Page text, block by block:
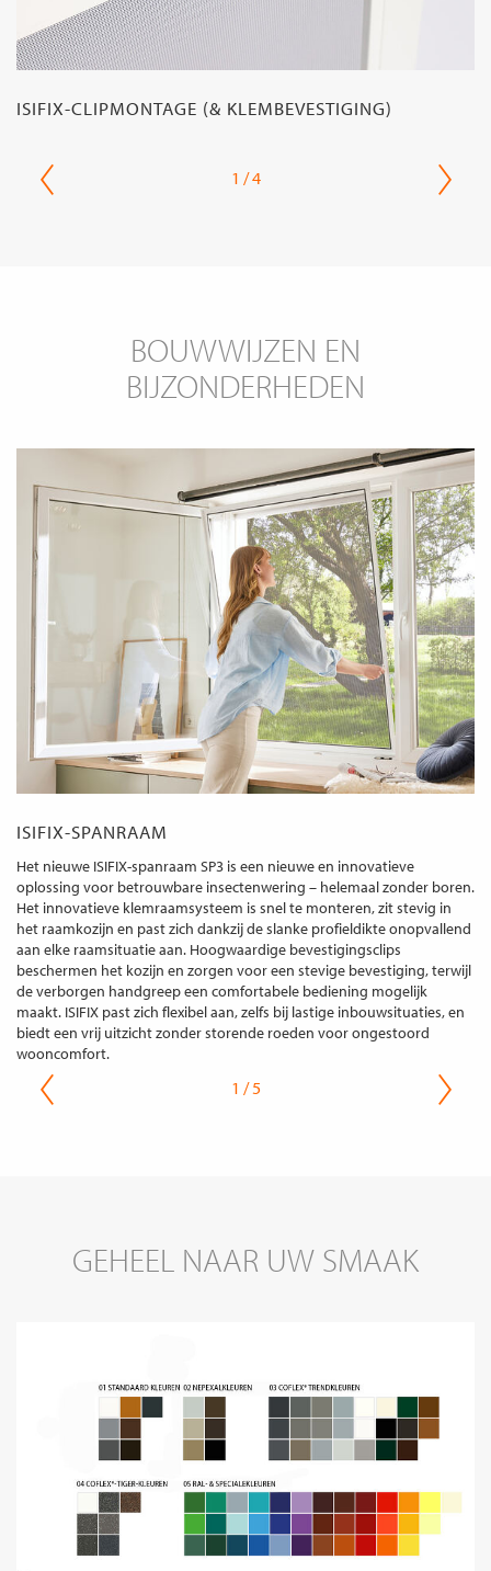
1 / 4
ISIFIX-CLIPMONTAGE (& KLEMBEVESTIGING)
BOUWWIJZEN EN
BIJZONDERHEDEN
ISIFIX-SPANRAAM
Het nieuwe ISIFIX-spanraam SP3 is een nieuwe en innovatieve
oplossing voor betrouwbare insectenwering – helemaal zonder boren.
Het innovatieve klemraamsysteem is snel te monteren, zit stevig in
het raamkozijn en past zich dankzij de slanke profieldikte onopvallend
aan elke raamsituatie aan. Hoogwaardige bevestigingsclips
beschermen het kozijn en zorgen voor een stevige bevestiging, terwijl
de verborgen handgreep een comfortabele bediening mogelijk
maakt. ISIFIX past zich flexibel aan, zelfs bij lastige inbouwsituaties, en
biedt een vrij uitzicht zonder storende roeden voor ongestoord
wooncomfort.
1 / 5
GEHEEL NAAR UW SMAAK